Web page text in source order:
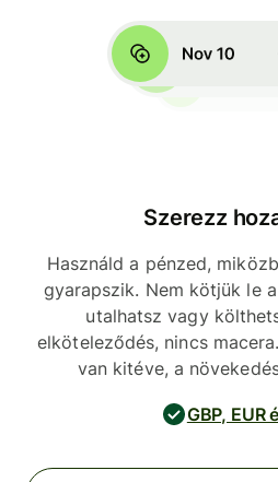
Szerezz
Használd a pénzed,
gyarapszik. Nem kötjük le
utalhatsz vagy
elköteleződés, nincs
van kitéve, a
GBP, EUR